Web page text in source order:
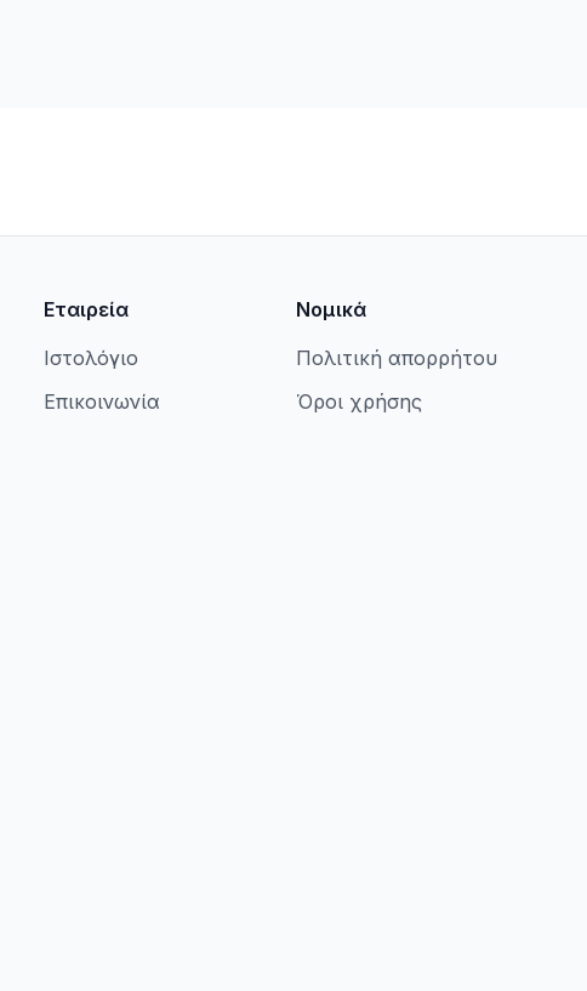
Εταιρεία
Ιστολόγιο
Επικοινωνία
Νομικά
Πολιτική απορρήτου
Όροι χρήσης